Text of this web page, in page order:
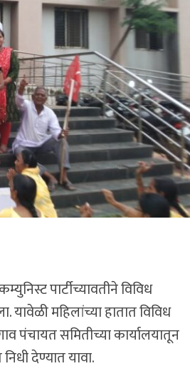
पार्टीच्यावतीने विविध
यावेळी महिलांच्या हातात विविध
पंचायत समितीच्या कार्यालयातून
देण्यात यावा.